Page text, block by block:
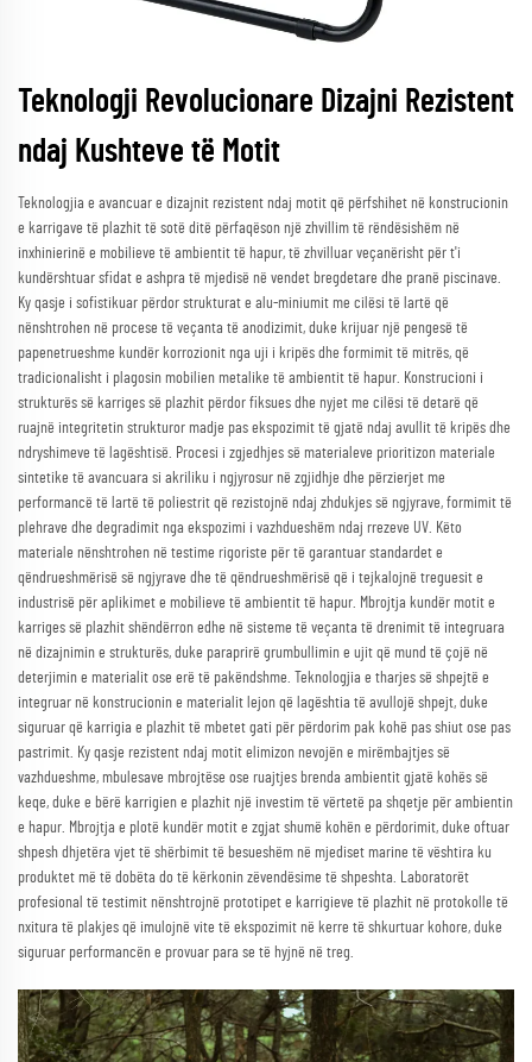
Teknologji Revolucionare Dizajni Rezistent
ndaj Kushteve të Motit
Teknologjia e avancuar e dizajnit rezistent ndaj motit që përfshihet në konstrucionin
e karrigave të plazhit të sotë ditë përfaqëson një zhvillim të rëndësishëm në
inxhinierinë e mobilieve të ambientit të hapur, të zhvilluar veçanërisht për t'i
kundërshtuar sfidat e ashpra të mjedisë në vendet bregdetare dhe pranë piscinave.
Ky qasje i sofistikuar përdor strukturat e alu-miniumit me cilësi të lartë që
nënshtrohen në procese të veçanta të anodizimit, duke krijuar një pengesë të
papenetrueshme kundër korrozionit nga uji i kripës dhe formimit të mitrës, që
tradicionalisht i plagosin mobilien metalike të ambientit të hapur. Konstrucioni i
strukturës së karriges së plazhit përdor fiksues dhe nyjet me cilësi të detarë që
ruajnë integritetin strukturor madje pas ekspozimit të gjatë ndaj avullit të kripës dhe
ndryshimeve të lagështisë. Procesi i zgjedhjes së materialeve prioritizon materiale
sintetike të avancuara si akriliku i ngjyrosur në zgjidhje dhe përzierjet me
performancë të lartë të poliestrit që rezistojnë ndaj zhdukjes së ngjyrave, formimit të
plehrave dhe degradimit nga ekspozimi i vazhdueshëm ndaj rrezeve UV. Këto
materiale nënshtrohen në testime rigoriste për të garantuar standardet e
qëndrueshmërisë së ngjyrave dhe të qëndrueshmërisë që i tejkalojnë treguesit e
industrisë për aplikimet e mobilieve të ambientit të hapur. Mbrojtja kundër motit e
karriges së plazhit shëndërron edhe në sisteme të veçanta të drenimit të integruara
në dizajnimin e strukturës, duke paraprirë grumbullimin e ujit që mund të çojë në
deterjimin e materialit ose erë të pakëndshme. Teknologjia e tharjes së shpejtë e
integruar në konstrucionin e materialit lejon që lagështia të avullojë shpejt, duke
siguruar që karrigia e plazhit të mbetet gati për përdorim pak kohë pas shiut ose pas
pastrimit. Ky qasje rezistent ndaj motit elimizon nevojën e mirëmbajtjes së
vazhdueshme, mbulesave mbrojtëse ose ruajtjes brenda ambientit gjatë kohës së
keqe, duke e bërë karrigien e plazhit një investim të vërtetë pa shqetje për ambientin
e hapur. Mbrojtja e plotë kundër motit e zgjat shumë kohën e përdorimit, duke oftuar
shpesh dhjetëra vjet të shërbimit të besueshëm në mjediset marine të vështira ku
produktet më të dobëta do të kërkonin zëvendësime të shpeshta. Laboratorët
profesional të testimit nënshtrojnë prototipet e karrigieve të plazhit në protokolle të
nxitura të plakjes që imulojnë vite të ekspozimit në kerre të shkurtuar kohore, duke
siguruar performancën e provuar para se të hyjnë në treg.